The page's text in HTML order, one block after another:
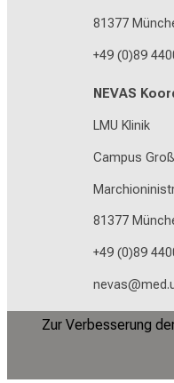
Zur Verbesserung
81377
+49 (0)89
NEVAS
LMU Klinik
Campus
81377
+49 (0)89